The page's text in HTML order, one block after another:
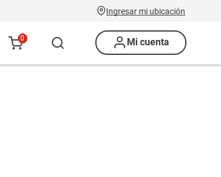
Ingresar mi ubicación
0 Mi cuenta